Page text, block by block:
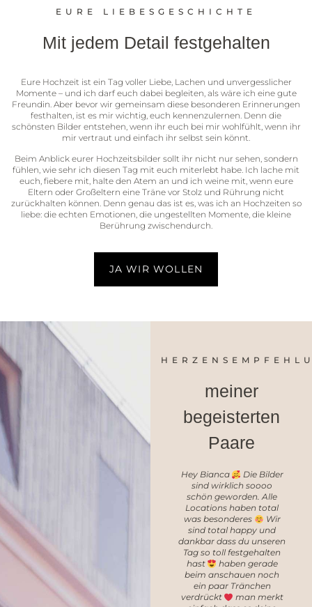
EURE LIEBESGESCHICHTE
Mit jedem Detail festgehalten
Eure Hochzeit ist ein Tag voller Liebe, Lachen und unvergesslicher
Momente – und ich darf euch dabei begleiten, als wäre ich eine gute
Freundin. Aber bevor wir gemeinsam diese besonderen Erinnerungen
festhalten, ist es mir wichtig, euch kennenzulernen. Denn die
schönsten Bilder entstehen, wenn ihr euch bei mir wohlfühlt, wenn ihr
mir vertraut und einfach ihr selbst sein könnt.
Beim Anblick eurer Hochzeitsbilder sollt ihr nicht nur sehen, sondern
fühlen, wie sehr ich diesen Tag mit euch miterlebt habe. Ich lache mit
euch, fiebere mit, halte den Atem an und ich weine mit, wenn eure
Eltern oder Großeltern eine Träne vor Stolz und Rührung nicht
zurückhalten können. Denn genau das ist es, was ich an Hochzeiten so
liebe: die echten Emotionen, die ungestellten Momente, die kleine
Berührung zwischendurch.
JA WIR WOLLEN
meiner
begeisterten
Paare
Bianca hat unsere
talentiert, sondern auch
ein wahnsinnig lieber,
offener und herzlicher
Mensch. Von Anfang an
hat sie sich so viel Zeit für
Hey Bianca
Die Bilder
sind wirklich soooo
schön geworden. Alle
Locations haben total
was besonderes
Wir
sind total happy und
dankbar dass du unseren
Tag so toll festgehalten
hast
haben gerade
beim anschauen noch
ein paar Tränchen
verdrückt
man merkt